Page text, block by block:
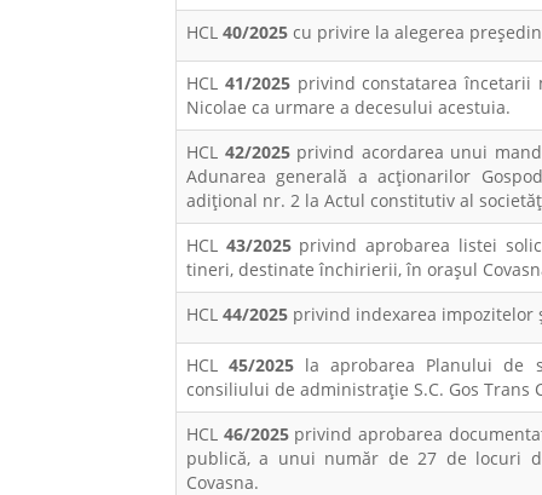
HCL 40/2025 cu privire la alegerea
HCL 41/2025privind constatarea încetarii
Nicolae ca urmare a decesului acestuia.
HCL 42/2025privind acordarea unui
Adunarea generală a acționarilor
adițional nr. 2 la Actul constitutiv al
HCL 43/2025privind aprobarea listei
tineri, destinate închirierii, în orașul
HCL 44/2025 privind indexarea impozitelor
HCL45/2025 la aprobarea Planului de
consiliului de administrație S.C. Gos Trans
HCL 46/2025privind aprobarea
publică, a unui număr de 27 de locuri
Covasna.